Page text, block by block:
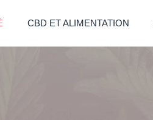
CBD ET ALIMENTATION